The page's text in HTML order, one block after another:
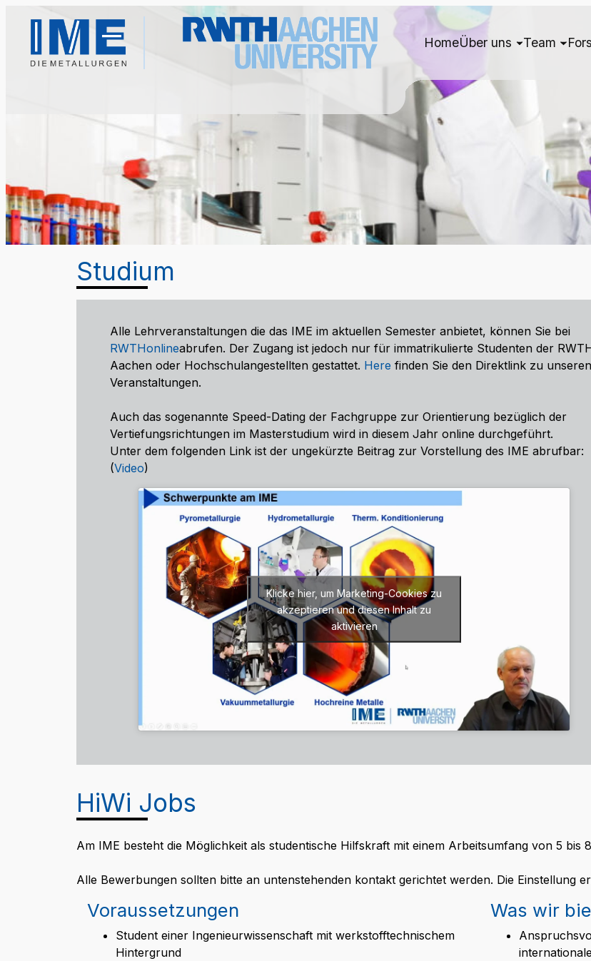
HomeÜber uns Team
Studium
Alle Lehrveranstaltungen die das IME im aktuellen Semester anbietet, können Sie bei
RWTHonlineabrufen. Der Zugang ist jedoch nur für immatrikulierte Studenten der
Aachen oder Hochschulangestellten gestattet. Here finden Sie den Direktlink zu unseren
Veranstaltungen.
Auch das sogenannte Speed-Dating der Fachgruppe zur Orientierung bezüglich der
Vertiefungsrichtungen im Masterstudium wird in diesem Jahr online durchgeführt.
Unter dem folgenden Link ist der ungekürzte Beitrag zur Vorstellung des IME abrufbar:
(Video)
Klicke hier, um Marketing-Cookies zu
akzeptieren und diesen Inhalt zu
aktivieren
HiWi Jobs
Am IME besteht die Möglichkeit als studentische Hilfskraft mit einem Arbeitsumfang von 5
Alle Bewerbungen sollten bitte an untenstehenden kontakt gerichtet werden. Die Einstellung
Voraussetzungen
Student einer Ingenieurwissenschaft mit werkstofftechnischem
Hintergrund
Was wir